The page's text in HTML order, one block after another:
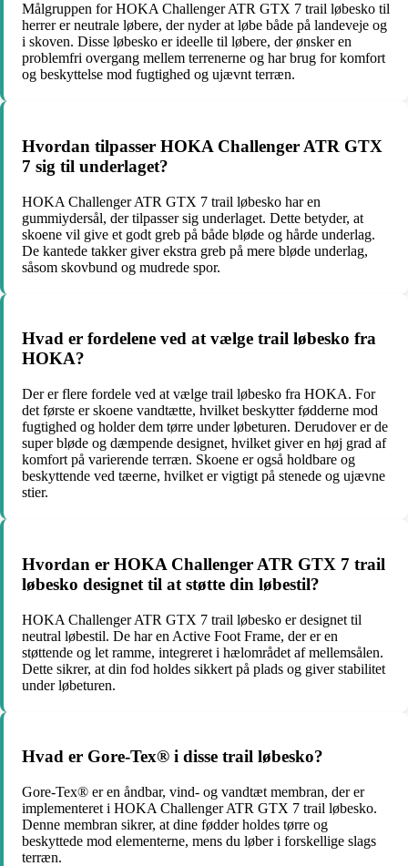
Målgruppen for HOKA Challenger ATR GTX 7 trail løbesko til
herrer er neutrale løbere, der nyder at løbe både på landeveje og
i skoven. Disse løbesko er ideelle til løbere, der ønsker en
problemfri overgang mellem terrenerne og har brug for komfort
og beskyttelse mod fugtighed og ujævnt terræn.
Hvordan tilpasser HOKA Challenger ATR GTX
7 sig til underlaget?
HOKA Challenger ATR GTX 7 trail løbesko har en
gummiydersål, der tilpasser sig underlaget. Dette betyder, at
skoene vil give et godt greb på både bløde og hårde underlag.
De kantede takker giver ekstra greb på mere bløde underlag,
såsom skovbund og mudrede spor.
Hvad er fordelene ved at vælge trail løbesko fra
HOKA?
Der er flere fordele ved at vælge trail løbesko fra HOKA. For
det første er skoene vandtætte, hvilket beskytter fødderne mod
fugtighed og holder dem tørre under løbeturen. Derudover er de
super bløde og dæmpende designet, hvilket giver en høj grad af
komfort på varierende terræn. Skoene er også holdbare og
beskyttende ved tæerne, hvilket er vigtigt på stenede og ujævne
stier.
Hvordan er HOKA Challenger ATR GTX 7 trail
løbesko designet til at støtte din løbestil?
HOKA Challenger ATR GTX 7 trail løbesko er designet til
neutral løbestil. De har en Active Foot Frame, der er en
støttende og let ramme, integreret i hælområdet af mellemsålen.
Dette sikrer, at din fod holdes sikkert på plads og giver stabilitet
under løbeturen.
Hvad er Gore-Tex® i disse trail løbesko?
Gore-Tex® er en åndbar, vind- og vandtæt membran, der er
implementeret i HOKA Challenger ATR GTX 7 trail løbesko.
Denne membran sikrer, at dine fødder holdes tørre og
beskyttede mod elementerne, mens du løber i forskellige slags
terræn.